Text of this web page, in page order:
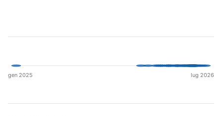
gen 2025 lug 2026